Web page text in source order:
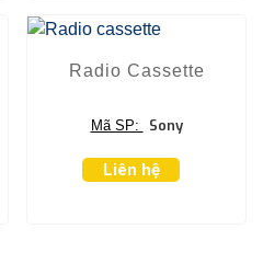
Radio Cassette
Mã SP: Sony
Liên hệ